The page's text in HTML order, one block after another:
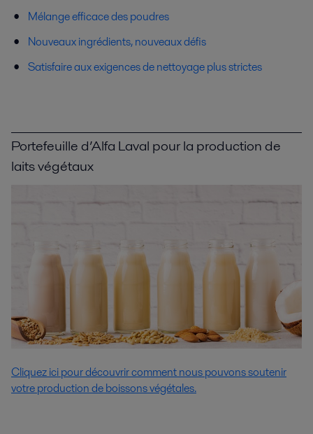
Mélange efficace des poudres
Nouveaux ingrédients, nouveaux défis
Satisfaire aux exigences de nettoyage plus strictes
Portefeuille d’Alfa Laval pour la production de
laits végétaux
Cliquez ici pour découvrir comment nous pouvons soutenir
votre production de boissons végétales.